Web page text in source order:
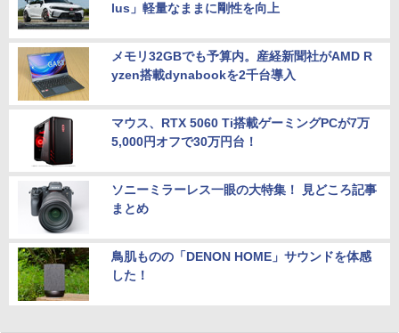
lus」軽量なままに剛性を向上
メモリ32GBでも予算内。産経新聞社がAMD R
yzen搭載dynabookを2千台導入
マウス、RTX 5060 Ti搭載ゲーミングPCが7万
5,000円オフで30万円台！
ソニーミラーレス一眼の大特集！ 見どころ記事
まとめ
鳥肌ものの「DENON HOME」サウンドを体感
した！